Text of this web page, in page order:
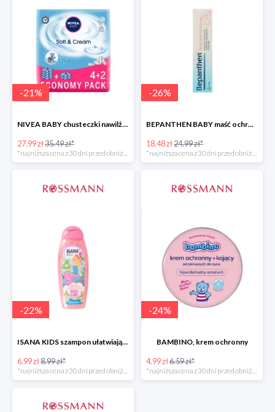
-21%
NIVEA BABY chusteczki nawilżane
27.99 zł35.49 zł*
*najniższa cena z 30 dni przed obniżką
-26%
BEPANTHEN BABY maść ochronna
18.48 zł24.99 zł*
*najniższa cena z 30 dni przed obniżką
-22%
ISANA KIDS szampon ułatwiający rozczesywanie 200 ml
6.99 zł8.99 zł*
-24%
BAMBINO, krem ochronny
4.99 zł6.59 zł*